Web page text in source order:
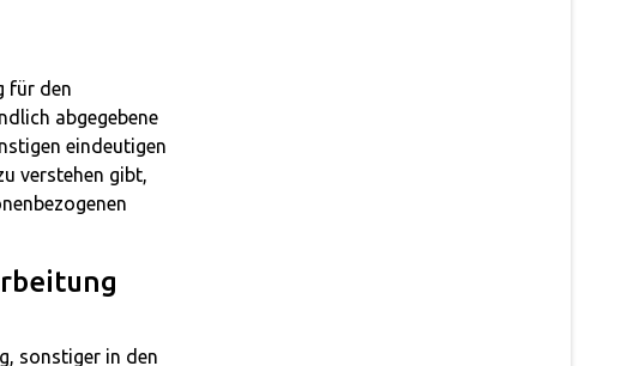
für den
abgegebene
eindeutigen
verstehen gibt,
sonstiger in den